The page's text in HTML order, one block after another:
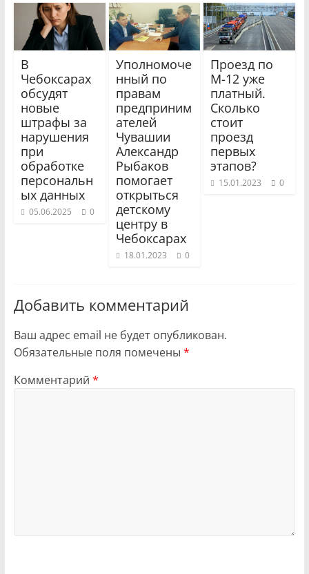
В
Чебоксарах
обсудят
новые
штрафы за
нарушения
при
обработке
персональн
ых данных
05.06.2025 0
Уполномоче
нный по
правам
предприним
ателей
Чувашии
Александр
Рыбаков
помогает
открыться
детскому
центру в
Чебоксарах
18.01.2023 0
Проезд по
М-12 уже
платный.
Сколько
стоит
проезд
первых
этапов?
15.01.2023 0
Добавить комментарий
Ваш адрес email не будет опубликован.
Обязательные поля помечены *
Комментарий *